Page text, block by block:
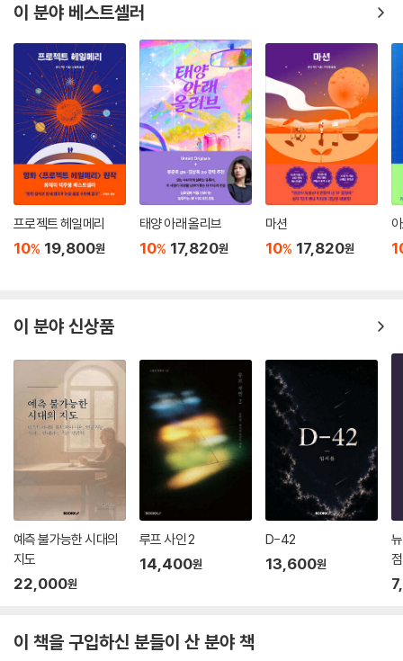
이 분야 베스트셀러
프로젝트 헤일메리
10% 19,800원
태양 아래 올리브
10% 17,820원
마션
10% 17,820원
이 분야 신상품
예측 불가능한 시대의
지도
22,000원
루프 사인 2
14,400원
D-42
13,600원
점
이 책을 구입하신 분들이 산 분야 책